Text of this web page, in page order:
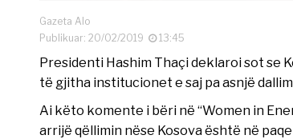
Gazeta Alo
Publikuar: 20/02/2019
13:45
Presidenti Hashim Thaçi deklaroi sot se
të gjitha institucionet e saj pa asnjë
Ai këto komente i bëri në “Women in
arrijë qëllimin nëse Kosova është në